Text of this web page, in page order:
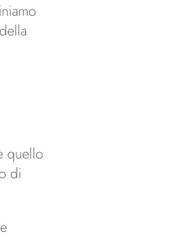
quello
di